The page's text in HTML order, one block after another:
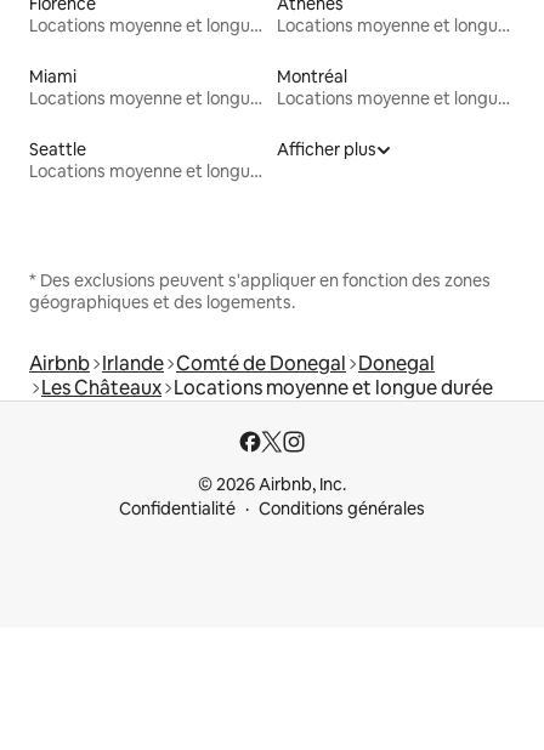
Locations moyenne et longue durée
Locations moyenne et longue durée
Miami
Locations moyenne et longue durée
Montréal
Locations moyenne et longue durée
Seattle
Locations moyenne et longue durée
Afficher plus
* Des exclusions peuvent s'appliquer en fonction des zones
géographiques et des logements.
Airbnb Irlande Comté de Donegal Donegal
Les Châteaux Locations moyenne et longue durée
© 2026 Airbnb, Inc.
Confidentialité
Conditions générales